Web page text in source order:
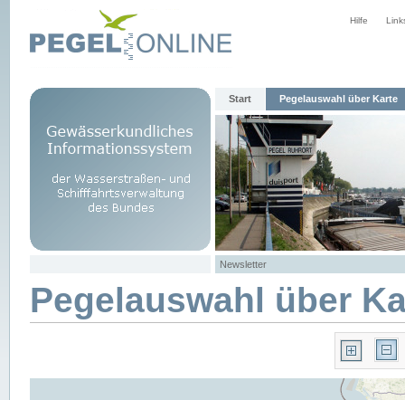
Hilfe
Start Pegelauswahl über Karte
Newsletter
Pegelauswahl über